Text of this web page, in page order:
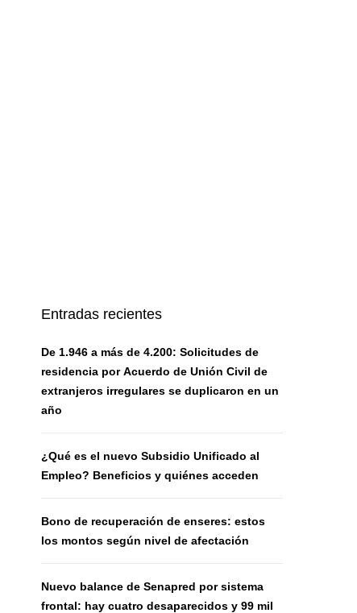
Entradas recientes
De 1.946 a más de 4.200: Solicitudes de
residencia por Acuerdo de Unión Civil de
extranjeros irregulares se duplicaron en un
año
¿Qué es el nuevo Subsidio Unificado al
Empleo? Beneficios y quiénes acceden
Bono de recuperación de enseres: estos
los montos según nivel de afectación
Nuevo balance de Senapred por sistema
frontal: hay cuatro desaparecidos y 99 mil